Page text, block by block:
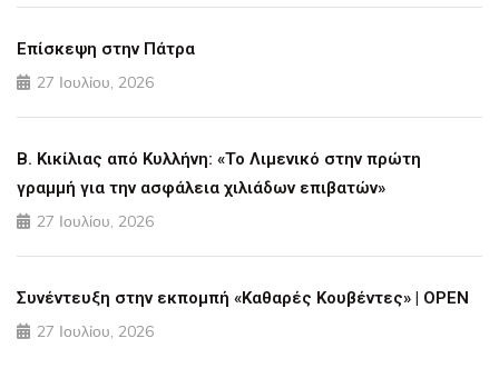
Επίσκεψη στην Πάτρα
27 Ιουλίου, 2026
Β. Κικίλιας από Κυλλήνη: «Το Λιμενικό στην πρώτη
γραμμή για την ασφάλεια χιλιάδων επιβατών»
27 Ιουλίου, 2026
Συνέντευξη στην εκπομπή «Καθαρές Κουβέντες» | OPEN
27 Ιουλίου, 2026